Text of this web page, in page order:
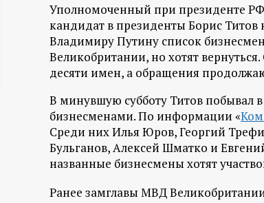
ц
и
о
н
н
ы
Уполномоченный при президенте
кандидат в президенты Борис Титов
Владимиру Путину список
Великобритании, но хотят
десяти имен, а обращения
В минувшую субботу Титов побывал
бизнесменами. По информации «
Среди них Илья Юров, Георгий
Бульганов, Алексей Шматко и
названные бизнесмены хотят
Ранее замглавы МВД Великобритании